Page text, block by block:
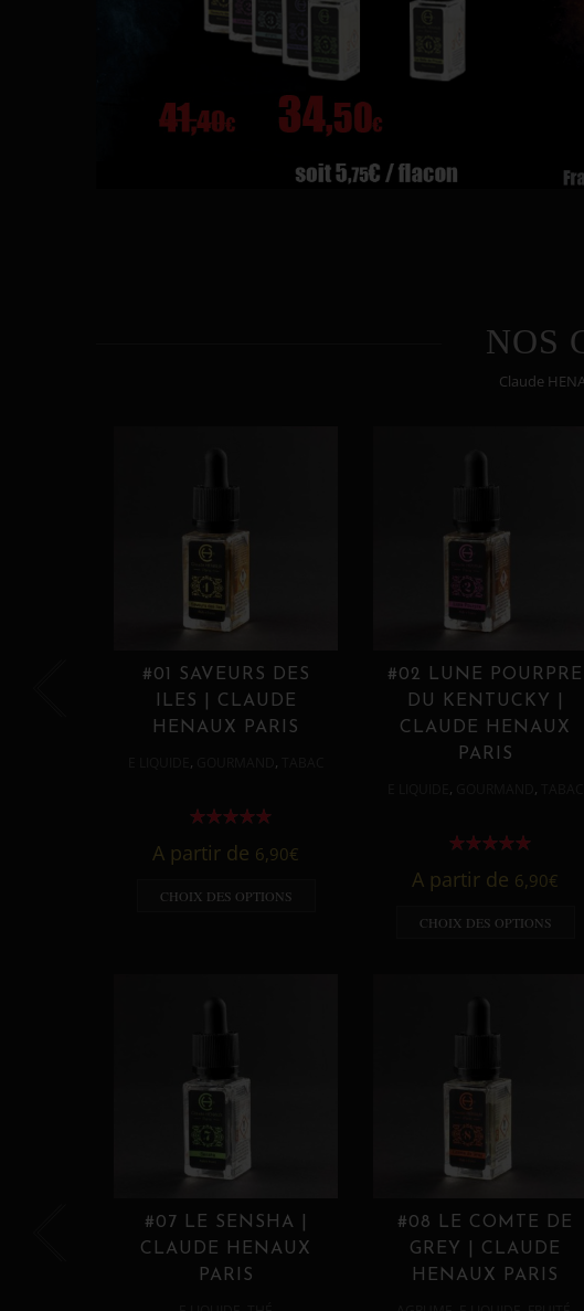
NOS
Claude
#01 SAVEURS DES
ILES | CLAUDE
HENAUX PARIS
, ,
A partir de 6,90€
CHOIX DES OPTIONS
#02 LUNE POURPRE
DU KENTUCKY |
CLAUDE HENAUX
PARIS
, ,
A partir de 6,90€
CHOIX DES OPTIONS
#07 LE SENSHA |
CLAUDE HENAUX
PARIS
#08 LE COMTE DE
GREY | CLAUDE
HENAUX PARIS